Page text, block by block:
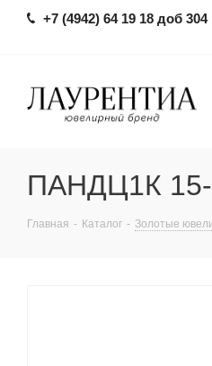
+7 (4942) 64 19 18 доб 304
ПАНДЦ1К 15-
Главная - Каталог - Золотые